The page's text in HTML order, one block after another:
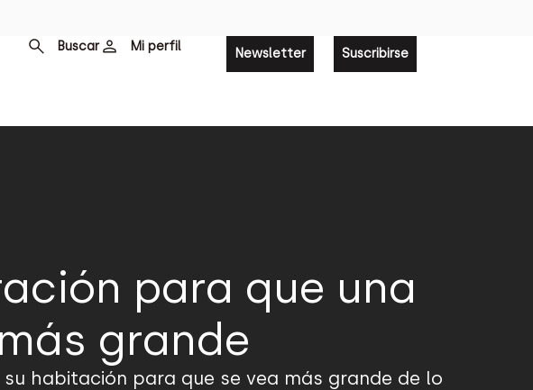
Buscar Mi perfil Newsletter Suscribirse
para que una
grande
habitación para que se vea más grande de lo